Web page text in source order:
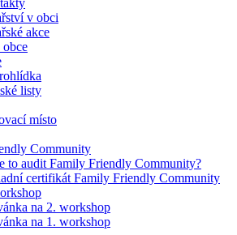
v obci
akce
obce
listy
místo
Community
to audit Family Friendly Community?
certifikát Family Friendly Community
na 2. workshop
na 1. workshop